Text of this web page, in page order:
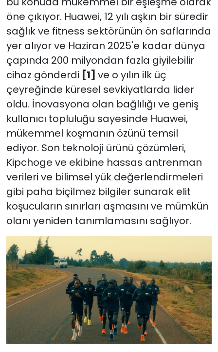
öne çıkıyor. Huawei, 12 yılı aşkın bir süredir
sağlık ve fitness sektörünün ön saflarında
yer alıyor ve Haziran 2025'e kadar dünya
çapında 200 milyondan fazla giyilebilir
cihaz gönderdi [1] ve o yılın ilk üç
çeyreğinde küresel sevkiyatlarda lider
oldu. İnovasyona olan bağlılığı ve geniş
kullanıcı topluluğu sayesinde Huawei,
mükemmel koşmanın özünü temsil
ediyor. Son teknoloji ürünü çözümleri,
Kipchoge ve ekibine hassas antrenman
verileri ve bilimsel yük değerlendirmeleri
gibi paha biçilmez bilgiler sunarak elit
koşucuların sınırları aşmasını ve mümkün
olanı yeniden tanımlamasını sağlıyor.